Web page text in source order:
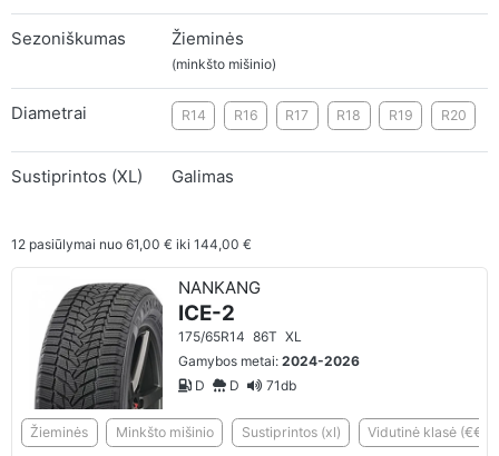
Sezoniškumas Žieminės
(minkšto mišinio)
Diametrai R14 R16 R17 R18 R19 R20
Sustiprintos (XL) Galimas
12 pasiūlymai nuo 61,00 € iki 144,00 €
NANKANG
ICE-2
175/65R14 86T XL
Gamybos metai:2024-2026
D
D 71db
Žieminės Minkšto mišinio Sustiprintos (xl) Vidutinė klasė (€€)